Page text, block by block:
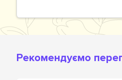
Рекомендуємо